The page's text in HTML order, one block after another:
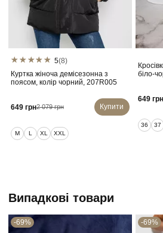
5(8)
Куртка жіноча демісезонна з
поясом, колір чорний, 207R005
649 грн2 079 грн Купити
M L XL XXL
біло-
649 грн
36 37
Випадкові товари
-69% -69%